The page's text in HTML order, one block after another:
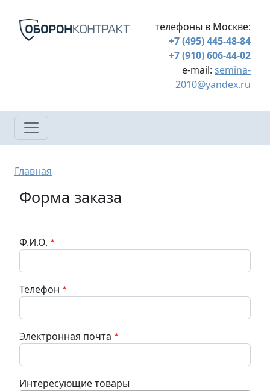
телефоны в Москве:
+7 (495) 445-48-84
+7 (910) 606-44-02
e-mail: semina-
2010@yandex.ru
Строка навигации
Главная
Форма заказа
Ф.И.О.
Телефон
Электронная почта
Интересующие товары